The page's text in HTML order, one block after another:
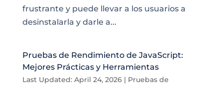
frustrante y puede llevar a los usuarios a
desinstalarla y darle a...
Pruebas de Rendimiento de JavaScript:
Mejores Prácticas y Herramientas
Last Updated: April 24, 2026| Pruebas de